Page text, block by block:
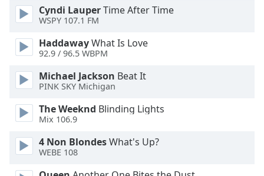
Background
Color
Opacity
Cyndi LauperTime After Time
WSPY 107.1 FM
HaddawayWhat Is Love
92.9 / 96.5 WBPM
Michael Jackson Beat It
PINK SKY Michigan
The Weeknd Blinding Lights
Mix 106.9
4 Non BlondesWhat's Up?
WEBE 108